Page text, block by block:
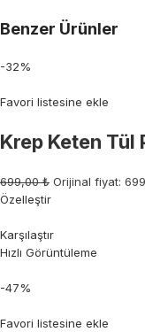
Benzer Ürünler
-32%
Favori listesine ekle
Krep Keten Tül
699,00 ₺ Orijinal fiyat:
Özelleştir
Karşılaştır
Hızlı Görüntüleme
-47%
Favori listesine ekle